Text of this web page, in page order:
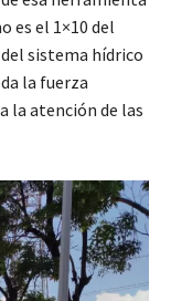
es el 1×10 del
sistema hídrico
la fuerza
la atención de las